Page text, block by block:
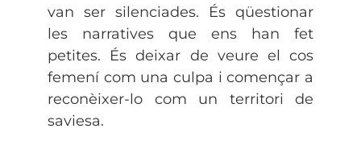
van ser silenciades. És qüestionar
les narratives que ens han fet
petites. És deixar de veure el cos
femení com una culpa i començar a
reconèixer-lo com un territori de
saviesa.